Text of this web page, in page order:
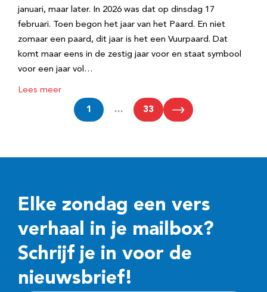
januari, maar later. In 2026 was dat op dinsdag 17
februari. Toen begon het jaar van het Paard. En niet
zomaar een paard, dit jaar is het een Vuurpaard. Dat
komt maar eens in de zestig jaar voor en staat symbool
voor een jaar vol…
Lees meer
1 … 33
Elke zondag een vers
verhaal in je mailbox?
Schrijf je in voor de
nieuwsbrief!